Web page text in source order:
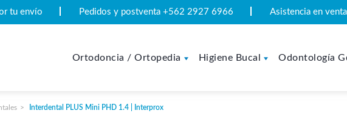
tu envío Pedidos y postventa +562 2927 6966 Asistencia en
Ortodoncia / Ortopedia Higiene Bucal Odontología
Interdental PLUS Mini PHD 1.4 | Interprox